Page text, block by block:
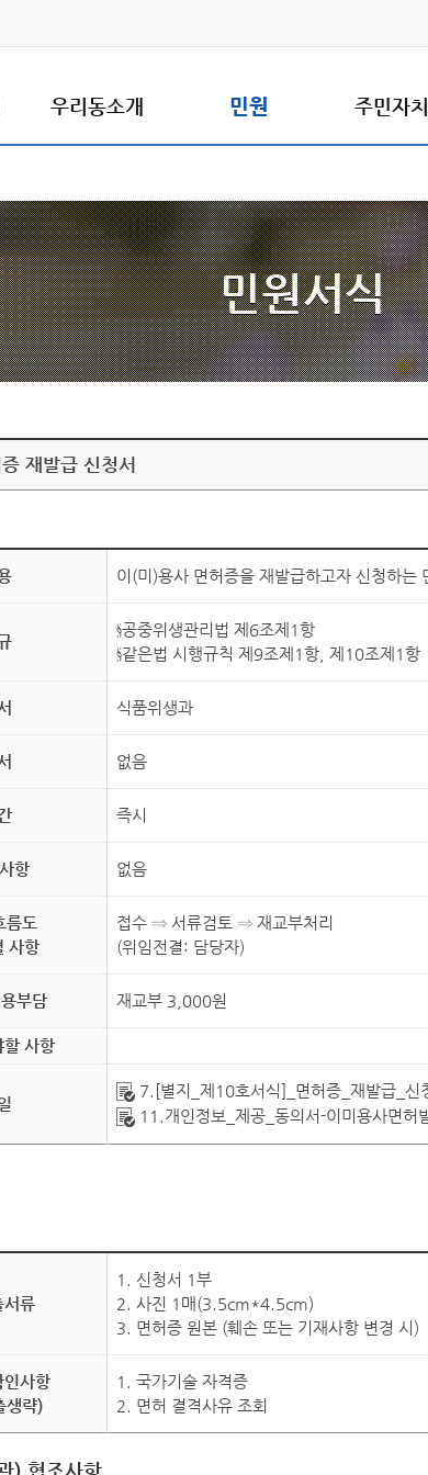
우리동소개 민원 주민자
민원서식
재발급 신청서
이(미)용사 면허증을 재발급하고자 신청하는
§공중위생관리법 제6조제1항
§같은법 시행규칙 제9조제1항, 제10조제1항
식품위생과
없음
즉시
항 없음
름도
사항
접수 ⇒ 서류검토 ⇒ 재교부처리
(위임전결: 담당자)
부담 재교부 3,000원
할 사항
7.[별지_제10호서식]_면허증_재발급_신
11.개인정보_제공_동의서-이미용사면허
서류
1. 신청서 1부
2. 사진 1매(3.5cm*4.5cm)
3. 면허증 원본 (훼손 또는 기재사항 변경 시)
인사항
생략)
1. 국가기술 자격증
2. 면허 결격사유 조회
) 협조사항